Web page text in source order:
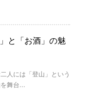
と「お酒」の魅
人には「登山」という
舞台...